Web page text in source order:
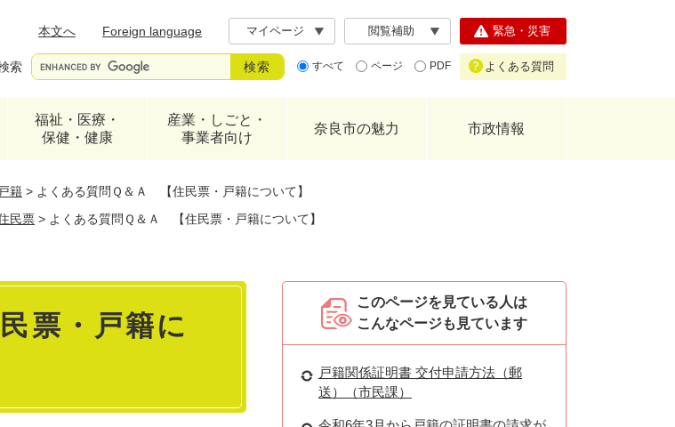
本文へ
Foreign language マイページ 閲覧補助
索 すべて ページ PDF
緊急・災害
よくある質問
福祉・医療・
保健・健康
産業・しごと・
事業者向け
奈良市の魅力 市政情報
戸籍 > よくある質問Ｑ＆Ａ 【住民票・戸籍について】
民票 > よくある質問Ｑ＆Ａ 【住民票・戸籍について】
票・戸籍に
このページを見ている人は
こんなページも見ています
戸籍関係証明書 交付申請方法（郵
送）（市民課）